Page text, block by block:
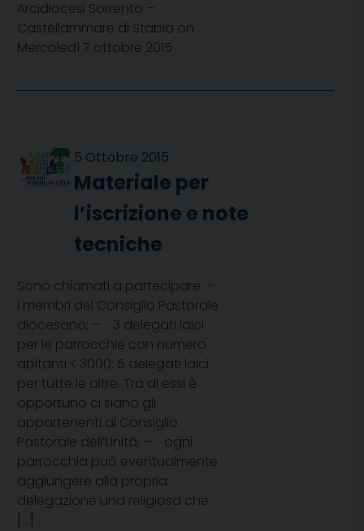
Arcidiocesi Sorrento –
Castellammare di Stabia on
Mercoledì 7 ottobre 2015
5 Ottobre 2015
Materiale per
l’iscrizione e note
tecniche
Sono chiamati a partecipare: –
i membri del Consiglio Pastorale
diocesano; – 3 delegati laici
per le parrocchie con numero
abitanti < 3000; 5 delegati laici
per tutte le altre. Tra di essi è
opportuno ci siano gli
appartenenti al Consiglio
Pastorale dell’Unità; – ogni
parrocchia può eventualmente
aggiungere alla propria
delegazione una religiosa che
[…]